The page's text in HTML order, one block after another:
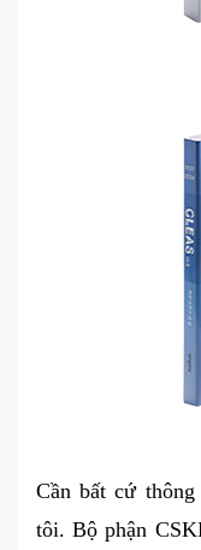
Cần bất cứ
tôi. Bộ phận